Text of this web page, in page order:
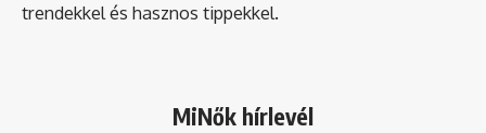
trendekkel és hasznos tippekkel.
MiNők hírlevél